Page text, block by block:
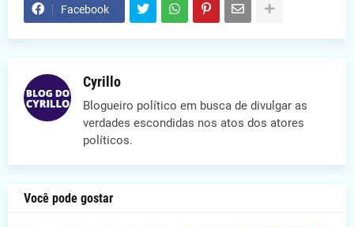
Facebook
Cyrillo
Blogueiro político em busca de divulgar as
verdades escondidas nos atos dos atores
políticos.
Você pode gostar